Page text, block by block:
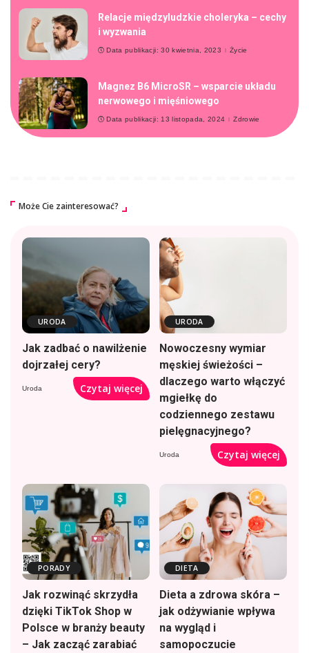
Relacje międzyludzkie choleryka – cechy
i wyzwania
Data publikacji: 30 kwietnia, 2023 Życie
Magnez B6 MicroSR – wsparcie układu
nerwowego i mięśniowego
Data publikacji: 13 listopada, 2024 Zdrowie
Może Cie zainteresować?
URODA
Jak zadbać o nawilżenie
dojrzałej cery?
Uroda Czytaj więcej
URODA
Nowoczesny wymiar
męskiej świeżości –
dlaczego warto włączyć
mgiełkę do
codziennego zestawu
pielęgnacyjnego?
Uroda Czytaj więcej
PORADY
Jak rozwinąć skrzydła
dzięki TikTok Shop w
Polsce w branży beauty
– Jak zacząć zarabiać
DIETA
Dieta a zdrowa skóra –
jak odżywianie wpływa
na wygląd i
samopoczucie